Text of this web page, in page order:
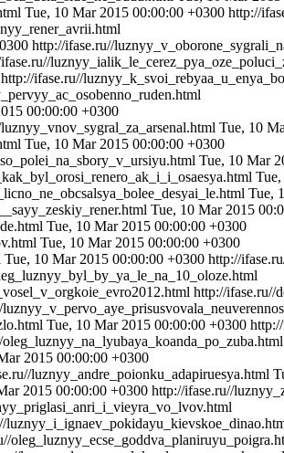
Tue, 10 Mar 2015 00:00:00 +0300 http://
http://ifase.ru//
http://ifase.ru//
00:00:00 +0300
Tue, 10
Tue, 10 Mar 2015 00:00:00 +0300
Tue, 10 Mar
Tue,
Tue, 10 Mar 2015
Tue, 10 Mar 2015 00:00:00 +0300
Tue, 10 Mar 2015 00:00:00 +0300
Tue, 10 Mar 2015 00:00:00 +0300 http://
http://ifase.ru//
Tue, 10 Mar 2015 00:00:00 +0300
2015 00:00:00 +0300
luznyy_andre_poionku_adapiruesya.html
2015 00:00:00 +0300 http://ifase.ru//